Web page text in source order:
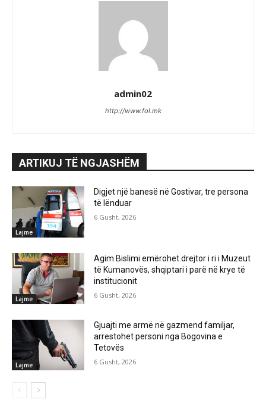
admin02
http://www.fol.mk
ARTIKUJ TË NGJASHËM
Lajme
Digjet një banesë në Gostivar, tre persona
të lënduar
6 Gusht, 2026
Lajme
Agim Bislimi emërohet drejtor i ri i Muzeut
të Kumanovës, shqiptari i parë në krye të
institucionit
6 Gusht, 2026
Lajme
Gjuajti me armë në gazmend familjar,
arrestohet personi nga Bogovina e
Tetovës
6 Gusht, 2026